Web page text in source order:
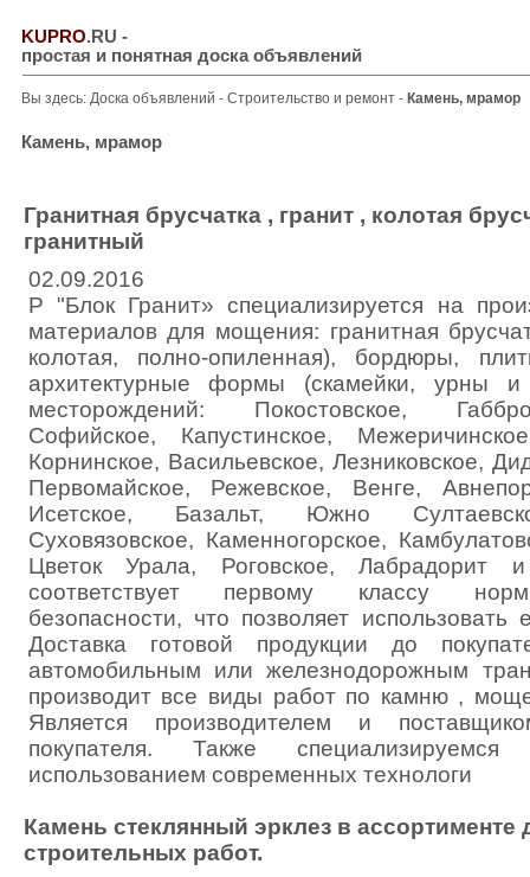
KUPRO.RU -
простая и понятная доска объявлений
Вы здесь: Доска объявлений - Строительство и ремонт - Камень, мрамор
Камень, мрамор
Гранитная брусчатка , гранит , колотая
гранитный
02.09.2016
Р "Блок Гранит» специализируется на
материалов для мощения: гранитная
колотая, полно-опиленная), бордюры,
архитектурные формы (скамейки, урны
месторождений: Покостовское,
Софийское, Капустинское,
Корнинское, Васильевское, Лезниковское,
Первомайское, Режевское, Венге,
Исетское, Базальт, Южно
Суховязовское, Каменногорское,
Цветок Урала, Роговское,
соответствует первому классу норм
безопасности, что позволяет использовать
Доставка готовой продукции до
автомобильным или железнодорожным
производит все виды работ по камню ,
Является производителем и
покупателя. Также
использованием современных технологи
Камень стеклянный эрклез в
строительных работ.